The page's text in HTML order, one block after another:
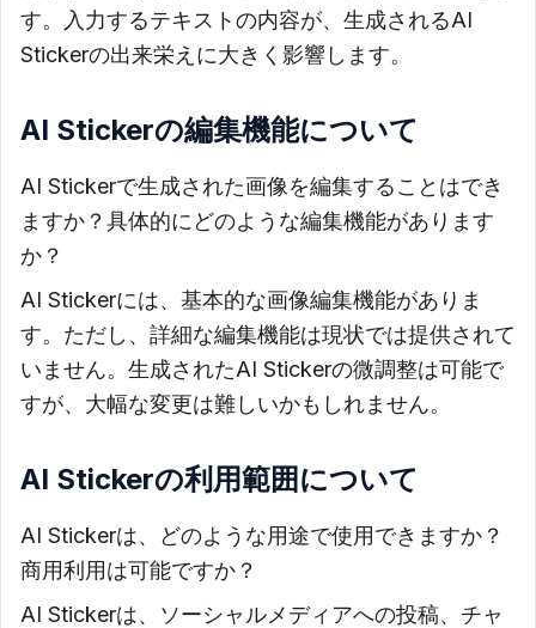
す。入力するテキストの内容が、生成されるAI
Stickerの出来栄えに大きく影響します。
AI Stickerの編集機能について
AI Stickerで生成された画像を編集することはでき
ますか？具体的にどのような編集機能があります
か？
AI Stickerには、基本的な画像編集機能がありま
す。ただし、詳細な編集機能は現状では提供されて
いません。生成されたAI Stickerの微調整は可能で
すが、大幅な変更は難しいかもしれません。
AI Stickerの利用範囲について
AI Stickerは、どのような用途で使用できますか？
商用利用は可能ですか？
AI Stickerは、ソーシャルメディアへの投稿、チャ